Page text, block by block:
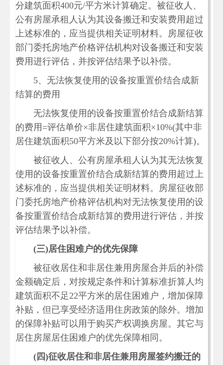
分建筑面积400元/平方米计算确定。被征收人、
公有房屋承租人认为其设备搬迁和安装费用超过
上述标准的，应当提供相关证明材料。房屋征收
部门委托房地产价格评估机构对设备搬迁和安装
费用进行评估，并按评估结果予以补偿。
5、无法恢复使用的设备按重置价结合成新
结算的费用
无法恢复使用的设备按重置价结合成新结算
的费用=评估单价×非居住建筑面积×10%(其中非
居住建筑面积50平方米及以下部分按20%计算)。
被征收人、公有房屋承租人认为其无法恢复
使用的设备按重置价结合成新结算的费用超过上
述标准的，应当提供相关证明材料。房屋征收部
门委托房地产价格评估机构对无法恢复使用的设
备按重置价结合成新结算的费用进行评估，并按
评估结果予以补偿。
(三)居住困难户的优先保障
被征收居住和非居住兼用房屋合并后的补偿
金额确定后，对按规定条件和计算标准折算人均
建筑面积不足22平方米的居住困难户，增加保障
补贴，但已享受经济适用住房政策的除外。增加
的保障补贴可以用于购买产权调换房屋。其它与
居住房屋居住困难户的优先保障相同。
( 四)征收居住和非居住兼用房屋签约搬迁的